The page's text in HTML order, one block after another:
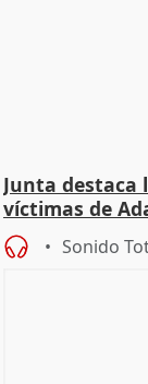
Junta destaca
víctimas de
implicado"
Sonido